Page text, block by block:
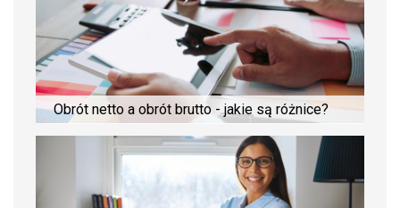
Obrót netto a obrót brutto - jakie są różnice?